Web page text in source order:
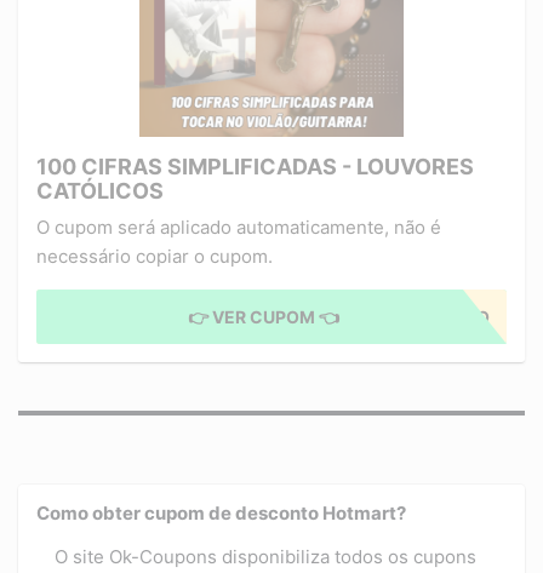
100 CIFRAS SIMPLIFICADAS - LOUVORES
CATÓLICOS
O cupom será aplicado automaticamente, não é
necessário copiar o cupom.
CUPOM APLICADO
👉 VER CUPOM 👈
Como obter cupom de desconto Hotmart?
O site Ok-Coupons disponibiliza todos os cupons